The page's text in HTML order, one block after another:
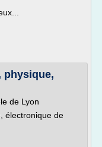
physique,
de Lyon
électronique de